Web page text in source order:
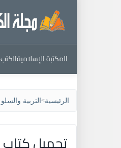
المكتبة الإسلامية
الرئيسية>التربية